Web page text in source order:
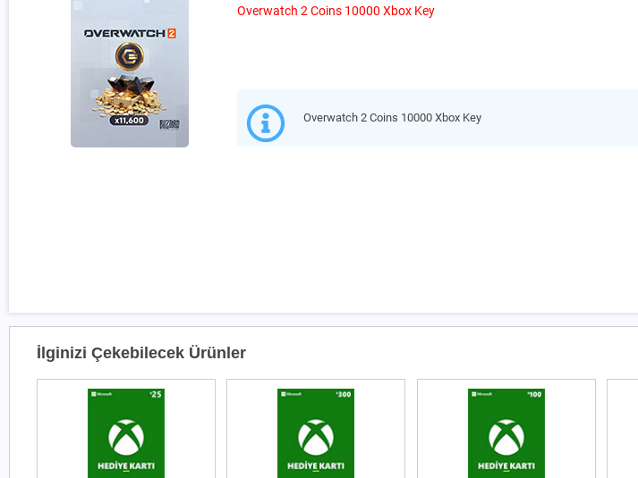
Overwatch 2 Coins 10000 Xbox Key
Overwatch 2 Coins 10000 Xbox Key
İlginizi Çekebilecek Ürünler